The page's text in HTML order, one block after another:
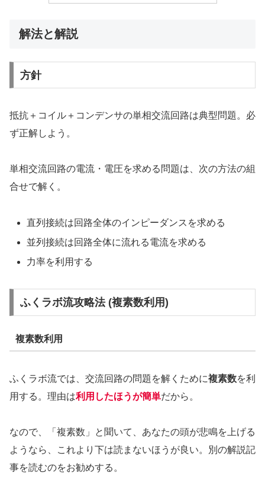
解法と解説
方針
抵抗＋コイル＋コンデンサの単相交流回路は典型問題。必
ず正解しよう。
単相交流回路の電流・電圧を求める問題は、次の方法の組
合せで解く。
直列接続は回路全体のインピーダンスを求める
並列接続は回路全体に流れる電流を求める
力率を利用する
ふくラボ流攻略法 (複素数利用)
複素数利用
ふくラボ流では、交流回路の問題を解くために複素数を利
用する。理由は利用したほうが簡単だから。
なので、「複素数」と聞いて、あなたの頭が悲鳴を上げる
ようなら、これより下は読まないほうが良い。別の解説記
事を読むのをお勧めする。